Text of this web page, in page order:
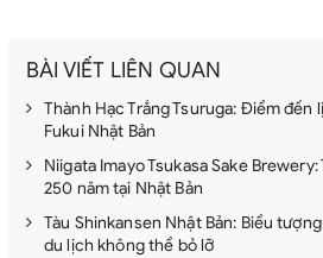
BÀI VIẾT LIÊN QUAN
Thành Hạc Trắng Tsuruga: Điểm đến
Fukui Nhật Bản
Niigata Imayo Tsukasa Sake
250 năm tại Nhật Bản
Tàu Shinkansen Nhật Bản: Biểu
du lịch không thể bỏ lỡ